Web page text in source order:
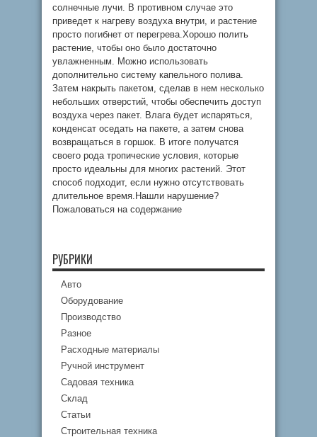
солнечные лучи. В противном случае это
приведет к нагреву воздуха внутри, и растение
просто погибнет от перегрева.Хорошо полить
растение, чтобы оно было достаточно
увлажненным. Можно использовать
дополнительно систему капельного полива.
Затем накрыть пакетом, сделав в нем несколько
небольших отверстий, чтобы обеспечить доступ
воздуха через пакет. Влага будет испаряться,
конденсат оседать на пакете, а затем снова
возвращаться в горшок. В итоге получатся
своего рода тропические условия, которые
просто идеальны для многих растений. Этот
способ подходит, если нужно отсутствовать
длительное время.Нашли нарушение?
Пожаловаться на содержание
РУБРИКИ
Авто
Оборудование
Производство
Разное
Расходные материалы
Ручной инструмент
Садовая техника
Склад
Статьи
Строительная техника